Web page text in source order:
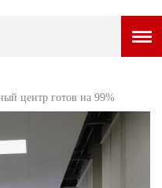
НОВОСТИ
ВОПРОС НЕДЕЛИ
центр готов на 99%